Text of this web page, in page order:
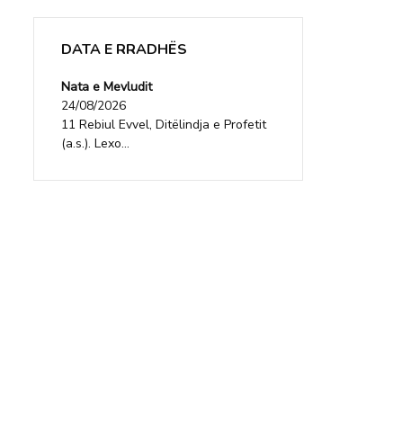
DATA E RRADHËS
Nata e Mevludit
24/08/2026
11 Rebiul Evvel, Ditëlindja e Profetit
(a.s.). Lexo...